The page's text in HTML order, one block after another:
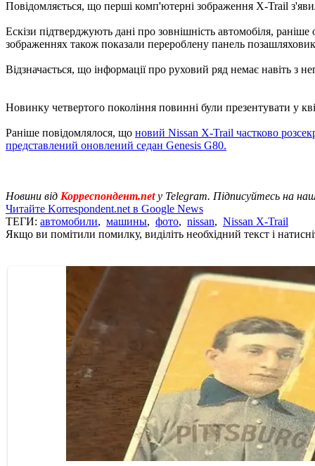
Повідомляється, що перші комп'ютерні зображення X-Trail
Ескізи підтверджують дані про зовнішність автомобіля,
зображеннях також показали перероблену панель
Відзначається, що інформації про руховий ряд немає навіть з
Новинку четвертого покоління повинні були презентувати у
Раніше повідомлялося, що новий Nissan X-Trail частково
представлений оновлений седан Genesis G80.
Новини від Корреспондент.net у Telegram. Підписуйтесь на
Читайте Korrespondent.net в Google News
ТЕГИ: автомобили, машины, фото, nissan, Nissan X-Trail
Якщо ви помітили помилку, виділіть необхідний текст і